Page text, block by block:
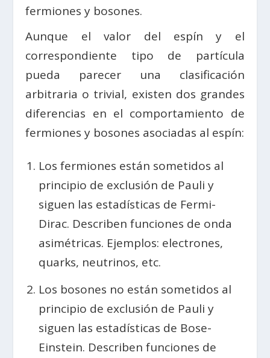
fermiones y bosones.
Aunque el valor del espín y el
correspondiente tipo de partícula
pueda parecer una clasificación
arbitraria o trivial, existen dos grandes
diferencias en el comportamiento de
fermiones y bosones asociadas al espín:
Los fermiones están sometidos al
principio de exclusión de Pauli y
siguen las estadísticas de Fermi-
Dirac. Describen funciones de onda
asimétricas. Ejemplos: electrones,
quarks, neutrinos, etc.
Los bosones no están sometidos al
principio de exclusión de Pauli y
siguen las estadísticas de Bose-
Einstein. Describen funciones de